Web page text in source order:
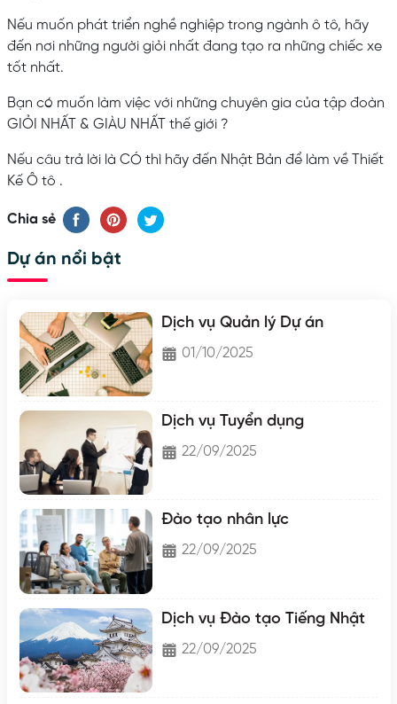
Nếu muốn phát triển nghề nghiệp trong ngành ô tô, hãy
đến nơi những người giỏi nhất đang tạo ra những chiếc xe
tốt nhất.
Bạn có muốn làm việc với những chuyên gia của tập đoàn
GIỎI NHẤT & GIÀU NHẤT thế giới ?
Nếu câu trả lời là CÓ thì hãy đến Nhật Bản để làm về Thiết
Kế Ô tô .
Chia sẻ
Dự án nổi bật
Dịch vụ Quản lý Dự án
01/10/2025
Dịch vụ Tuyển dụng
22/09/2025
Đào tạo nhân lực
22/09/2025
Dịch vụ Đào tạo Tiếng Nhật
22/09/2025